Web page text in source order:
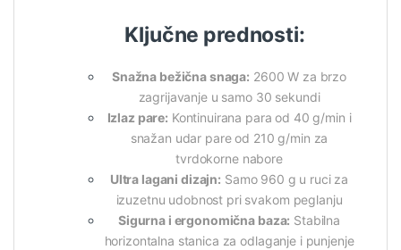
Ključne prednosti:
Snažna bežična snaga: 2600 W za brzo
zagrijavanje u samo 30 sekundi
Izlaz pare: Kontinuirana para od 40 g/min i
snažan udar pare od 210 g/min za
tvrdokorne nabore
Ultra lagani dizajn: Samo 960 g u ruci za
izuzetnu udobnost pri svakom peglanju
Sigurna i ergonomična baza: Stabilna
horizontalna stanica za odlaganje i punjenje